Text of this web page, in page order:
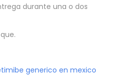
durante una o dos
generico en mexico